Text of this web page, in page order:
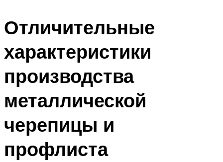
Отличительные
характеристики
производства
металлической
черепицы и
профлиста